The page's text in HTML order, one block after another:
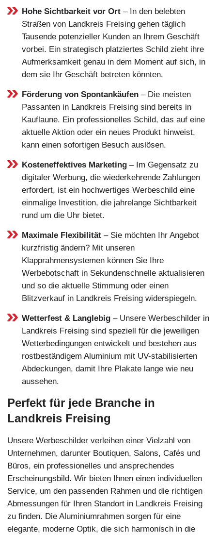
Hohe Sichtbarkeit vor Ort – In den belebten
Straßen von Landkreis Freising gehen täglich
Tausende potenzieller Kunden an Ihrem Geschäft
vorbei. Ein strategisch platziertes Schild zieht ihre
Aufmerksamkeit genau in dem Moment auf sich, in
dem sie Ihr Geschäft betreten könnten.
Förderung von Spontankäufen – Die meisten
Passanten in Landkreis Freising sind bereits in
Kauflaune. Ein professionelles Schild, das auf eine
aktuelle Aktion oder ein neues Produkt hinweist,
kann einen sofortigen Besuch auslösen.
Kosteneffektives Marketing – Im Gegensatz zu
digitaler Werbung, die wiederkehrende Zahlungen
erfordert, ist ein hochwertiges Werbeschild eine
einmalige Investition, die jahrelange Sichtbarkeit
rund um die Uhr bietet.
Maximale Flexibilität – Sie möchten Ihr Angebot
kurzfristig ändern? Mit unseren
Klapprahmensystemen können Sie Ihre
Werbebotschaft in Sekundenschnelle aktualisieren
und so die aktuelle Stimmung oder einen
Blitzverkauf in Landkreis Freising widerspiegeln.
Wetterfest & Langlebig – Unsere Werbeschilder in
Landkreis Freising sind speziell für die jeweiligen
Wetterbedingungen entwickelt und bestehen aus
rostbeständigem Aluminium mit UV-stabilisierten
Abdeckungen, damit Ihre Plakate lange wie neu
aussehen.
Perfekt für jede Branche in
Landkreis Freising
Unsere Werbeschilder verleihen einer Vielzahl von
Unternehmen, darunter Boutiquen, Salons, Cafés und
Büros, ein professionelles und ansprechendes
Erscheinungsbild. Wir bieten Ihnen einen individuellen
Service, um den passenden Rahmen und die richtigen
Abmessungen für Ihren Standort in Landkreis Freising
zu finden. Die Aluminiumrahmen sorgen für eine
elegante, moderne Optik, die sich harmonisch in die